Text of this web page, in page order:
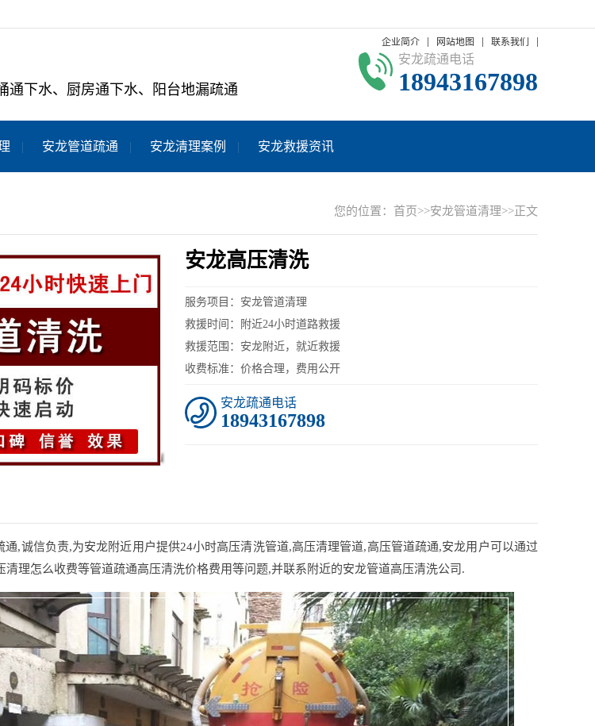
企业简介 网站地图 联系我们
通下水、厨房通下水、阳台地漏疏通
安龙疏通电话
18943167898
安龙管道疏通 安龙清理案例 安龙救援资讯
您的位置： 首页>>安龙管道清理>>正文
安龙高压清洗
服务项目：安龙管道清理
救援时间：附近24小时道路救援
救援范围：安龙附近，就近救援
收费标准：价格合理，费用公开
安龙疏通电话
18943167898
诚信负责,为安龙附近用户提供24小时高压清洗管道,高压清理管道,高压管道疏通,安龙用户可以通过
清理怎么收费等管道疏通高压清洗价格费用等问题,并联系附近的安龙管道高压清洗公司.